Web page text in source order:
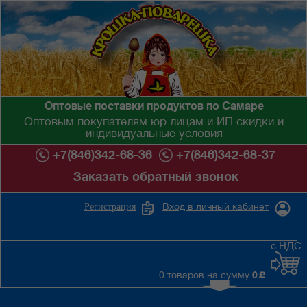
Оптовые поставки продуктов по Самаре
Оптовым покупателям юр.лицам и ИП скидки и
индивидуальные условия
+7(846)342-68-36
+7(846)342-68-37
Заказать обратный звонок
Вход в личный кабинет
Регистрация
0 товаров на сумму 0 c
с НДС